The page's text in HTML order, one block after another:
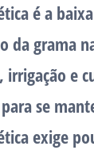
é a
da grama
irrigação e
se
exige